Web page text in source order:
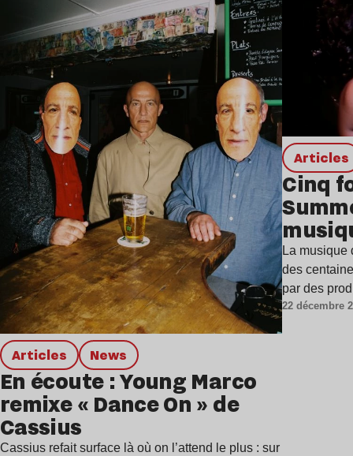
Articles news
En écoute : Young Marco
remixe « Dance On » de
Cassius
Cassius refait surface là où on l’attend le plus : sur
Articles
Cinq
La musique
des
par des
22 décembre